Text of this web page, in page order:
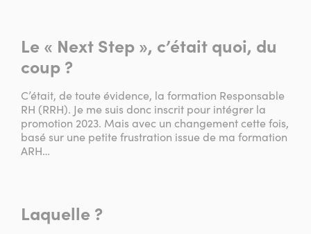
Le « Next Step », c’était quoi, du
coup ?
C’était, de toute évidence, la formation Responsable
RH (RRH). Je me suis donc inscrit pour intégrer la
promotion 2023. Mais avec un changement cette fois,
basé sur une petite frustration issue de ma formation
ARH…
Laquelle ?